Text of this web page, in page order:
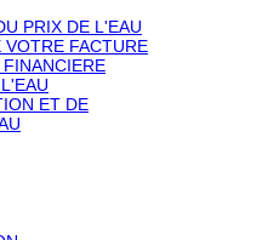
PRIX DE L'EAU
VOTRE FACTURE
ET DE